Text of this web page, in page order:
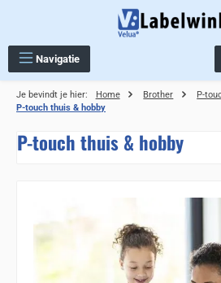
Navigatie
Je bevindt je hier: Home Brother
P-
P-touch thuis & hobby
P-touch thuis & hobby